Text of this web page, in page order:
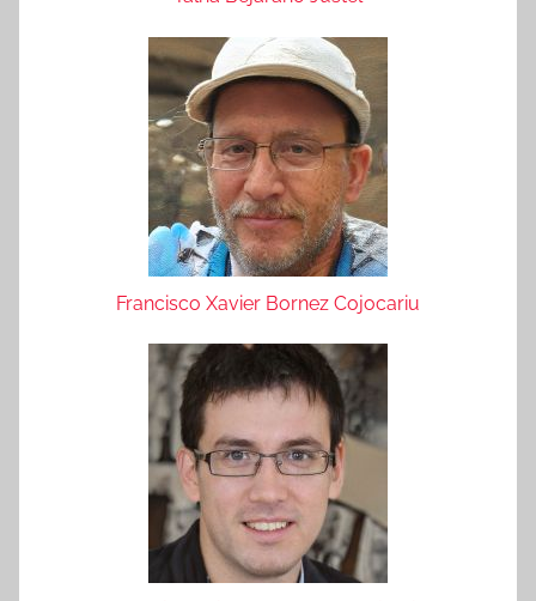
Francisco Xavier Bornez Cojocariu